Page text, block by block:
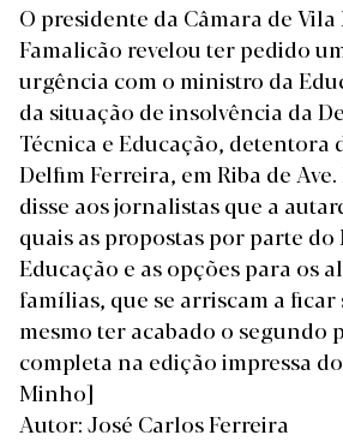
O presidente da Câmara de Vila
Famalicão revelou ter pedido
urgência com o ministro da
da situação de insolvência da
Técnica e Educação, detentora
Delfim Ferreira, em Riba de
disse aos jornalistas que a
quais as propostas por parte
Educação e as opções para os
famílias, que se arriscam a ficar
mesmo ter acabado o segundo
completa na edição impressa
Minho]
Autor: José Carlos Ferreira